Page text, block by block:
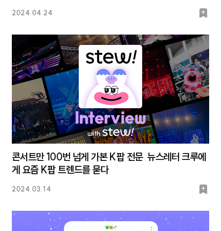
2024.04.24
북
크
콘서트만 100번 넘게 가본 K팝 전문 뉴스레터 크루에
게 요즘 K팝 트렌드를 묻다
2024.03.14
북